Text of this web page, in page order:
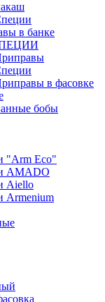
в банке
в фасовке
бобы
"Arm Eco"
AMADO
Aiello
Armenium